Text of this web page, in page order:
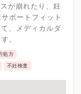
が崩れたり、妊
ポートフィット
、メディカルダ
。
処方
不妊検査